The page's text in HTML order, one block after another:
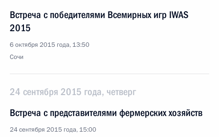
Встреча с победителями Всемирных игр IWAS
2015
6 октября 2015 года, 13:50
Сочи
24 сентября 2015 года, четверг
Встреча с представителями фермерских хозяйств
24 сентября 2015 года, 15:00